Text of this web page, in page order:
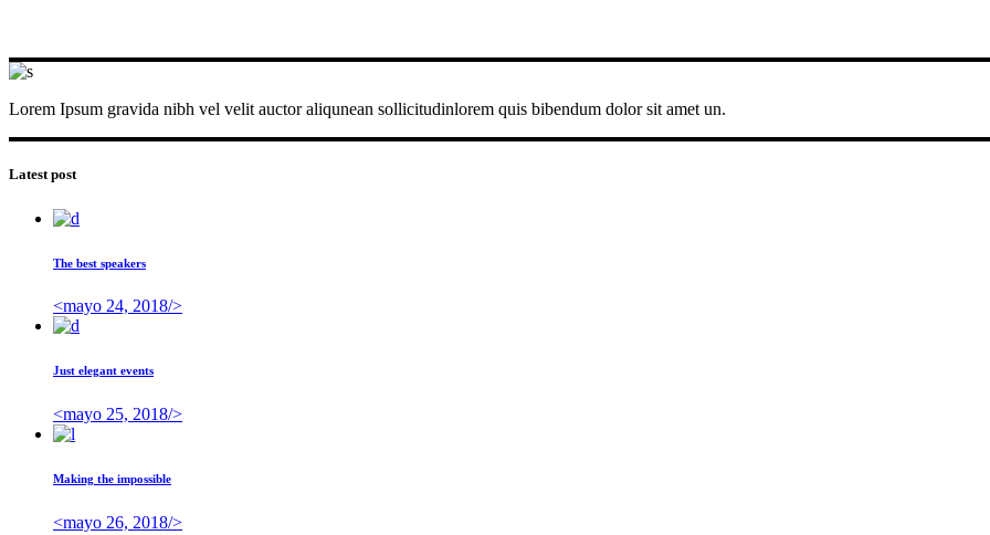
Lorem Ipsum gravida nibh vel velit auctor aliqunean sollicitudinlorem quis bibendum dolor sit amet un.
Latest post
The best speakers
<mayo 24, 2018/>
Just elegant events
<mayo 25, 2018/>
Making the impossible
<mayo 26, 2018/>